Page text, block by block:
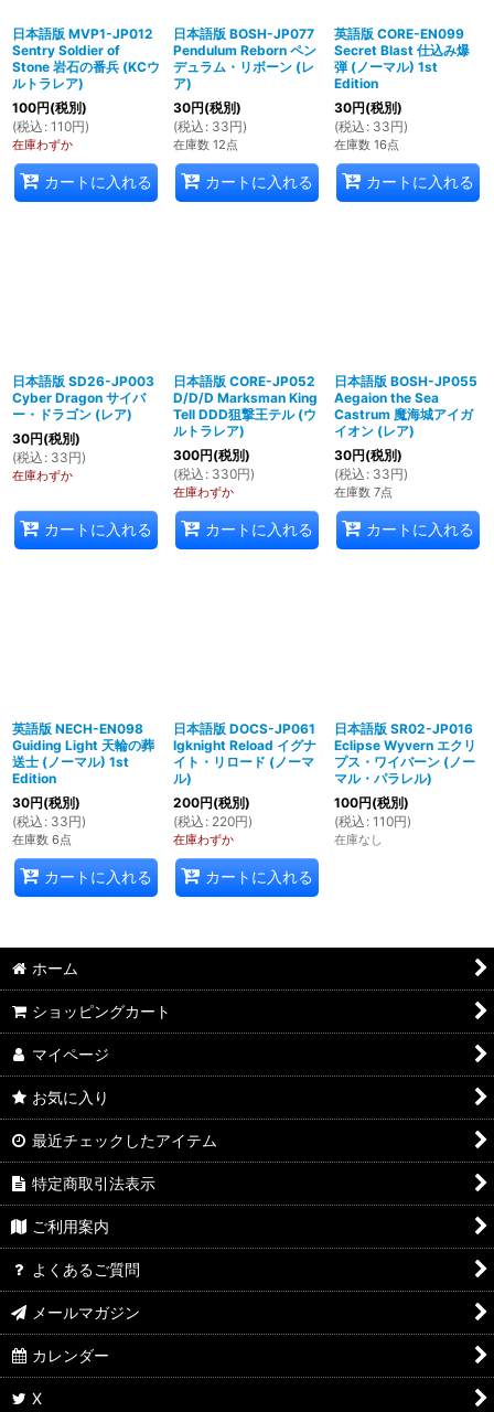
日本語版 MVP1-JP012
Sentry Soldier of
Stone 岩石の番兵 (KCウ
ルトラレア)
100円(税別)
(税込 : 110円)
在庫わずか
カートに入れる
日本語版 BOSH-JP077
Pendulum Reborn ペン
デュラム・リボーン (レ
ア)
30円(税別)
(税込 : 33円)
在庫数 12点
カートに入れる
英語版 CORE-EN099
Secret Blast 仕込み爆
弾 (ノーマル) 1st
Edition
30円(税別)
(税込 : 33円)
在庫数 16点
カートに入れる
日本語版 SD26-JP003
Cyber Dragon サイバ
ー・ドラゴン (レア)
30円(税別)
(税込 : 33円)
在庫わずか
カートに入れる
日本語版 CORE-JP052
D/D/D Marksman King
Tell DDD狙撃王テル (ウ
ルトラレア)
300円(税別)
(税込 : 330円)
在庫わずか
カートに入れる
日本語版 BOSH-JP055
Aegaion the Sea
Castrum 魔海城アイガ
イオン (レア)
30円(税別)
(税込 : 33円)
在庫数 7点
カートに入れる
英語版 NECH-EN098
Guiding Light 天輪の葬
送士 (ノーマル) 1st
Edition
30円(税別)
(税込 : 33円)
在庫数 6点
カートに入れる
日本語版 DOCS-JP061
Igknight Reload イグナ
イト・リロード (ノーマ
ル)
200円(税別)
(税込 : 220円)
在庫わずか
カートに入れる
日本語版 SR02-JP016
Eclipse Wyvern エクリ
プス・ワイバーン (ノー
マル・パラレル)
100円(税別)
(税込 : 110円)
在庫なし
ホーム
ショッピングカート
マイページ
お気に入り
最近チェックしたアイテム
特定商取引法表示
ご利用案内
よくあるご質問
メールマガジン
カレンダー
X